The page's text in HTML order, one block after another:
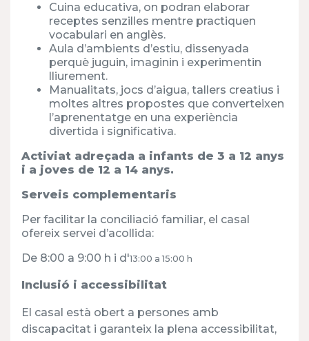
Cuina educativa, on podran elaborar
receptes senzilles mentre practiquen
vocabulari en anglès.
Aula d’ambients d’estiu, dissenyada
perquè juguin, imaginin i experimentin
lliurement.
Manualitats, jocs d’aigua, tallers creatius i
moltes altres propostes que converteixen
l’aprenentatge en una experiència
divertida i significativa.
Activiat adreçada a infants de 3 a 12 anys
i a joves de 12 a 14 anys.
Serveis complementaris
Per facilitar la conciliació familiar, el casal
ofereix servei d’acollida:
De 8:00 a 9:00 h i d'13:00 a 15:00 h
Inclusió i accessibilitat
El casal està obert a persones amb
discapacitat i garanteix la plena accessibilitat,